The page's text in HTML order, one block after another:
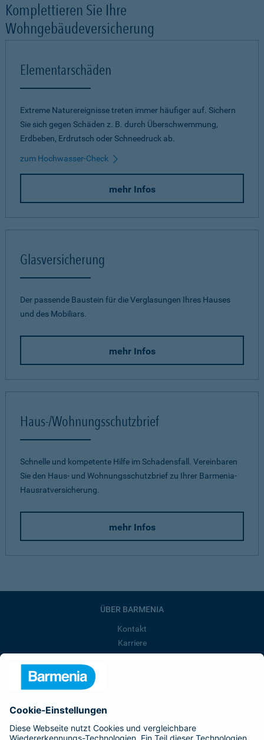
Komplettieren Sie Ihre
Wohngebäudeversicherung
Elementarschäden
Extreme Naturereignisse treten immer häufiger auf. Sichern
Sie sich gegen Schäden z. B. durch Überschwemmung,
Erdbeben, Erdrutsch oder Schneedruck ab.
zum Hochwasser-Check
mehr Infos
Glasversicherung
Der passende Baustein für die Verglasungen Ihres Hauses
und des Mobiliars.
mehr Infos
Haus-/Wohnungsschutzbrief
Schnelle und kompetente Hilfe im Schadensfall. Vereinbaren
Sie den Haus- und Wohnungsschutzbrief zu Ihrer Barmenia-
Hausratversicherung.
mehr Infos
ÜBER BARMENIA
Kontakt
Karriere
Barmenia ist Teil der BarmeniaGothaer